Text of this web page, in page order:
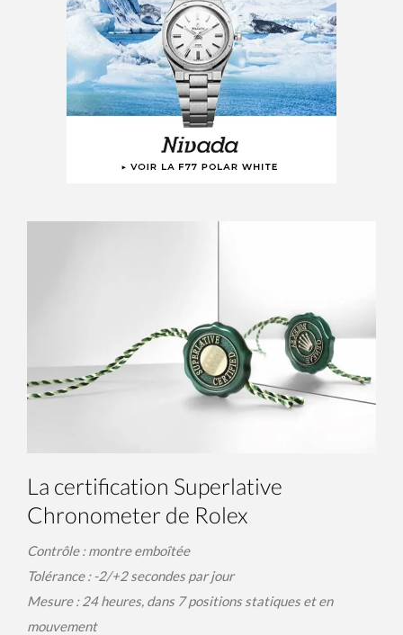
La certification Superlative
Chronometer de Rolex
Contrôle : montre emboîtée
Tolérance : -2/+2 secondes par jour
Mesure : 24 heures, dans 7 positions statiques et en
mouvement